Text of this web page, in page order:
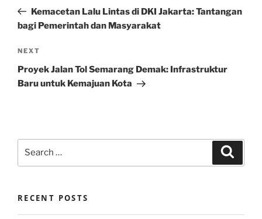
PostKemacetan Lalu Lintas di DKI Jakarta: Tantangan
bagi Pemerintah dan Masyarakat
Next
Post
NEXT
Proyek Jalan Tol Semarang Demak: Infrastruktur
Baru untuk Kemajuan Kota
RECENT POSTS